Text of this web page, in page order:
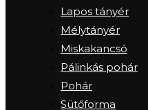
Lapos tányér
Mélytányér
Miskakancsó
Pálinkás pohár
Pohár
Sütőforma